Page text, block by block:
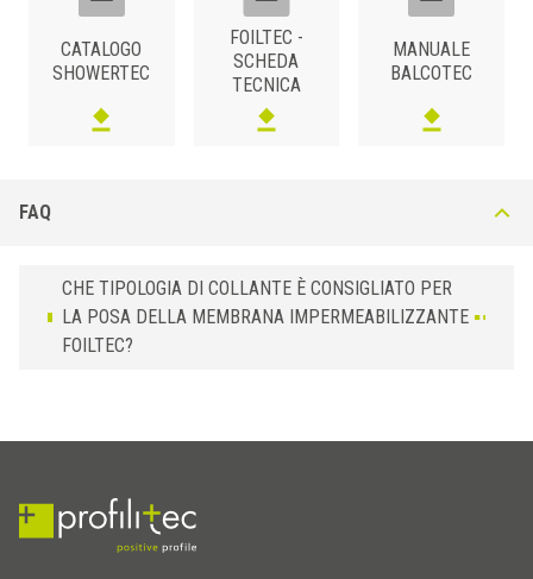
FOILTEC /15 /10
CATALOGO
SHOWERTEC
FOILTEC -
SCHEDA
TECNICA
MANUALE
BALCOTEC
FAQ
CHE TIPOLOGIA DI COLLANTE È CONSIGLIATO PER
LA POSA DELLA MEMBRANA IMPERMEABILIZZANTE
FOILTEC?